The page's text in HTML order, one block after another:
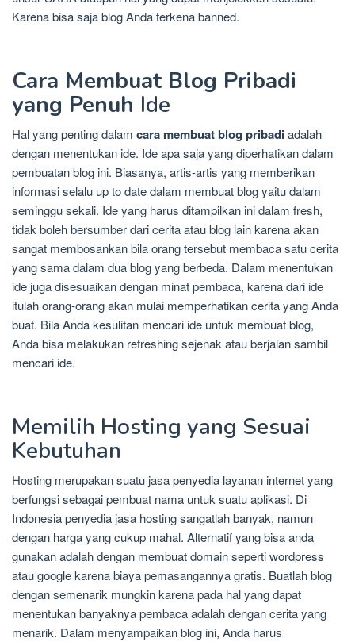
Karena bisa saja blog Anda terkena banned.
Cara Membuat Blog Pribadi
yang Penuh Ide
Hal yang penting dalam cara membuat blog pribadiadalah
dengan menentukan ide. Ide apa saja yang diperhatikan dalam
pembuatan blog ini. Biasanya, artis-artis yang memberikan
informasi selalu up to date dalam membuat blog yaitu dalam
seminggu sekali. Ide yang harus ditampilkan ini dalam fresh,
tidak boleh bersumber dari cerita atau blog lain karena akan
sangat membosankan bila orang tersebut membaca satu cerita
yang sama dalam dua blog yang berbeda. Dalam menentukan
ide juga disesuaikan dengan minat pembaca, karena dari ide
itulah orang-orang akan mulai memperhatikan cerita yang Anda
buat. Bila Anda kesulitan mencari ide untuk membuat blog,
Anda bisa melakukan refreshing sejenak atau berjalan sambil
mencari ide.
Memilih Hosting yang Sesuai
Kebutuhan
Hosting merupakan suatu jasa penyedia layanan internet yang
berfungsi sebagai pembuat nama untuk suatu aplikasi. Di
Indonesia penyedia jasa hosting sangatlah banyak, namun
dengan harga yang cukup mahal. Alternatif yang bisa anda
gunakan adalah dengan membuat domain seperti wordpress
atau google karena biaya pemasangannya gratis. Buatlah blog
dengan semenarik mungkin karena pada hal yang dapat
menentukan banyaknya pembaca adalah dengan cerita yang
menarik. Dalam menyampaikan blog ini, Anda harus